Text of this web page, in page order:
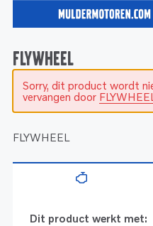
Motoren
Onderdelen
Service
Motoren
Service en onderhoud
Reman – Pleziervaart
Reman - Bedrijfsvaart
Reman – Industrie
FLYWHEEL
Sorry, dit product wordt
vervangen door
FLYWHEEL
Dit product werkt met: